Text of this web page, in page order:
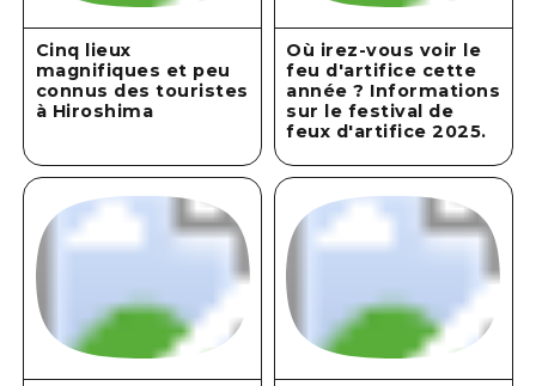
Cinq lieux
magnifiques et peu
connus des touristes
à Hiroshima
Où irez-vous voir le
feu d'artifice cette
année ? Informations
sur le festival de
feux d'artifice 2025.